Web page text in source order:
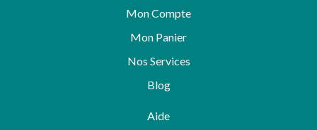
Mon Compte
Mon Panier
Nos Services
Blog
Aide